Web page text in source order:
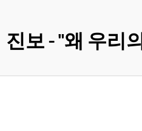
진보 - "왜 우리